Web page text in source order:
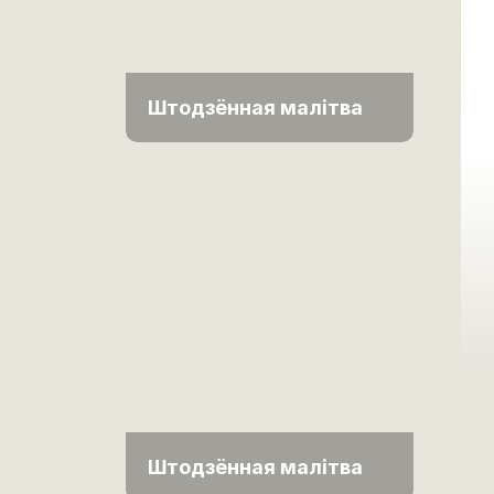
Штодзённая малітва
Штодзённая малітва